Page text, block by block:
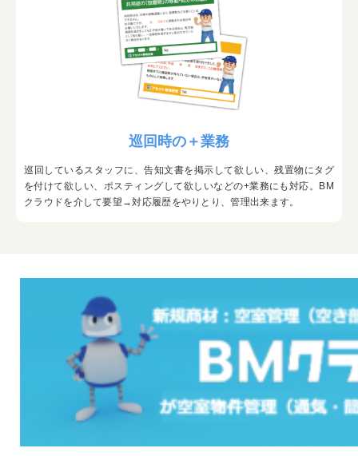
巡回時の＋業務
巡回しているスタッフに、告知文書を掲示して欲しい、残置物にタグ
を付けて欲しい、ポスティングして欲しいなどの+業務にも対応。BM
クラウドを介して要望→対応履歴をやりとり、管理出来ます。